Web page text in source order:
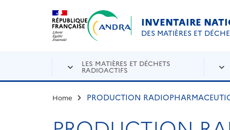
Aller au contenu principal
INVENTAIRE
DES MATIÈRES ET
LES MATIÈRES ET DÉCHETS
RADIOACTIFS
Home PRODUCTION